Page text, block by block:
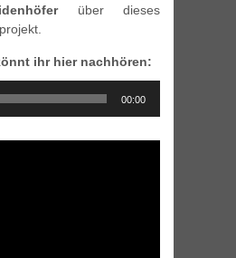
über dieses
ihr hier nachhören:
00:00